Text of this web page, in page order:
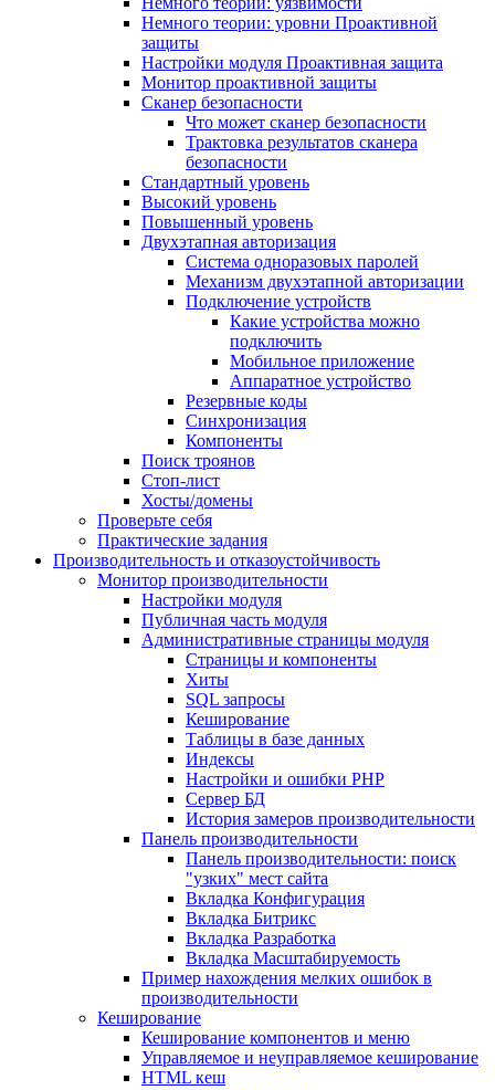
Немного теории: уровни Проактивной
защиты
Настройки модуля Проактивная защита
Монитор проактивной защиты
Сканер безопасности
Что может сканер безопасности
Трактовка результатов сканера
безопасности
Стандартный уровень
Высокий уровень
Повышенный уровень
Двухэтапная авторизация
Система одноразовых паролей
Механизм двухэтапной авторизации
Подключение устройств
Какие устройства можно
подключить
Мобильное приложение
Аппаратное устройство
Резервные коды
Синхронизация
Компоненты
Поиск троянов
Стоп-лист
Хосты/домены
Проверьте себя
Практические задания
Производительность и отказоустойчивость
Монитор производительности
Настройки модуля
Публичная часть модуля
Административные страницы модуля
Страницы и компоненты
Хиты
SQL запросы
Кеширование
Таблицы в базе данных
Индексы
Настройки и ошибки PHP
Сервер БД
История замеров производительности
Панель производительности
Панель производительности: поиск
"узких" мест сайта
Вкладка Конфигурация
Вкладка Битрикс
Вкладка Разработка
Вкладка Масштабируемость
Пример нахождения мелких ошибок в
производительности
Кеширование
Кеширование компонентов и меню
Управляемое и неуправляемое кеширование
HTML кеш